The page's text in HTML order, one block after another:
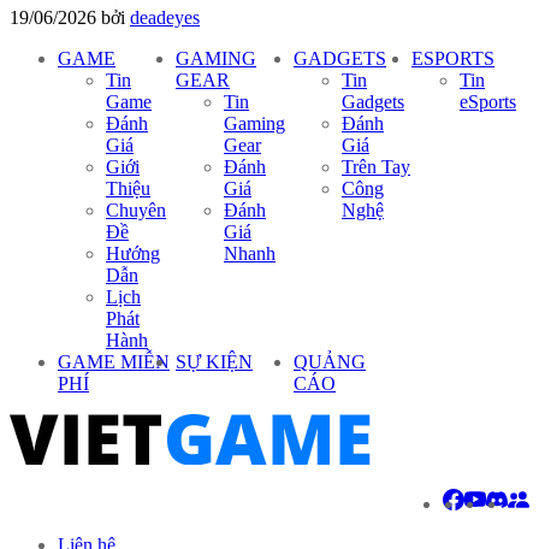
19/06/2026 bởi deadeyes
GAME
Tin
Game
Đánh
Giá
Giới
Thiệu
Chuyên
Đề
Hướng
Dẫn
Lịch
Phát
Hành
GAMING
GEAR
Tin
Gaming
Gear
Đánh
Giá
Đánh
Giá
Nhanh
GADGETS
Tin
Gadgets
Đánh
Giá
Trên Tay
Công
Nghệ
ESPORTS
Tin
eSports
GAME MIỄN
PHÍ
SỰ KIỆN
QUẢNG
CÁO
Liên hệ